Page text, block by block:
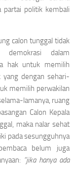
partai politik kembali
calon tunggal tidak
demokrasi dalam
hak untuk memilih
yang dengan sehari-
memilih perwakilan
lamanya, ruang
Calon Kepala
maka nalar sehat
pada sesungguhnya
belum juga
“jika hanya ada